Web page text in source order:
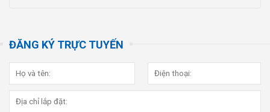
ĐĂNG KÝ TRỰC TUYẾN